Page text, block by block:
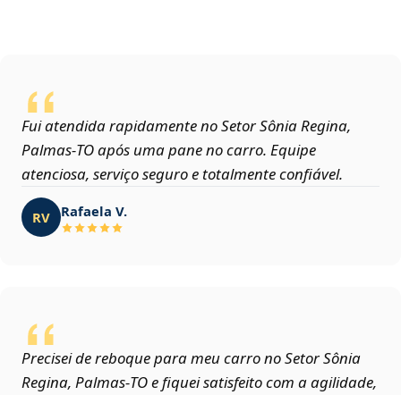
Fui atendida rapidamente no Setor Sônia Regina,
Palmas‑TO após uma pane no carro. Equipe
atenciosa, serviço seguro e totalmente confiável.
RV Rafaela V.
Precisei de reboque para meu carro no Setor Sônia
Regina, Palmas‑TO e fiquei satisfeito com a agilidade,